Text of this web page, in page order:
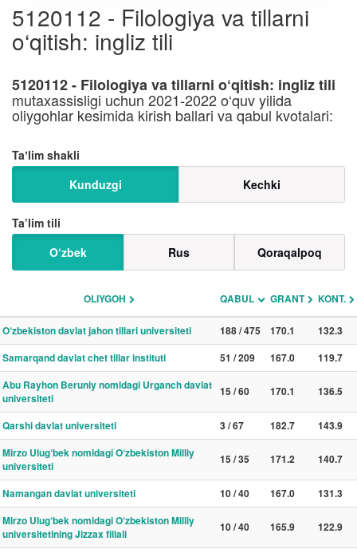
5120112 - Filologiya va tillarni
o‘qitish: ingliz tili
5120112 - Filologiya va tillarni o‘qitish: ingliz tili
mutaxassisligi uchun 2021-2022 o‘quv yilida
oliygohlar kesimida kirish ballari va qabul kvotalari:
Taʼlim shakli
Kunduzgi
Kechki
Ta’lim tili
O‘zbek
Rus Qoraqalpoq
OLIYGOH QABUL GRANT KONT.
O‘zbekiston davlat jahon tillari universiteti 188 / 475 170.1
132.3
Samarqand davlat chet tillar instituti
51 / 209 167.0
119.7
Abu Rayhon Beruniy nomidagi Urganch davlat
universiteti
15 / 60 170.1 136.5
Qarshi davlat universiteti 3 / 67 182.7
143.9
Mirzo Ulug‘bek nomidagi O‘zbekiston Milliy
universiteti
15 / 35 171.2 140.7
Namangan davlat universiteti 10 / 40 167.0
131.3
Mirzo Ulug‘bek nomidagi O‘zbekiston Milliy
universitetining Jizzax filiali
10 / 40 165.9 122.9